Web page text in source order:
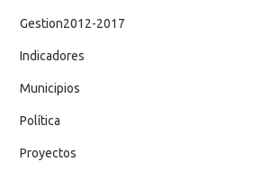
Gestion2012-2017
Indicadores
Municipios
Política
Proyectos